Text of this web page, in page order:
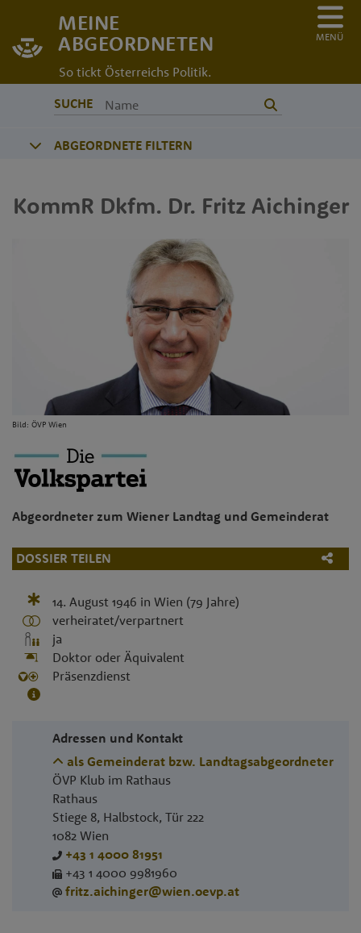
MEINE
ABGEORDNETEN
So tickt Österreichs Politik.
MENÜ
SUCHE
ABGEORDNETE FILTERN
KommR Dkfm. Dr. Fritz Aichinger
Bild: ÖVP Wien
Abgeordneter zum Wiener Landtag und Gemeinderat
DOSSIER TEILEN
14. August 1946 in Wien (79 Jahre)
verheiratet/verpartnert
ja
Doktor oder Äquivalent
Präsenzdienst
Adressen und Kontakt
als Gemeinderat bzw. Landtagsabgeordneter
ÖVP Klub im Rathaus
Rathaus
Stiege 8, Halbstock, Tür 222
1082 Wien
+43 1 4000 81951
+43 1 4000 9981960
fritz.aichinger@wien.oevp.at